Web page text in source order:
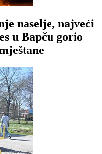
naselje, najveći
u Bapču gorio